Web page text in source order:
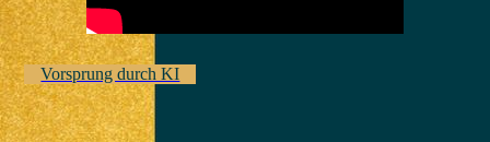
Vorsprung durch KI